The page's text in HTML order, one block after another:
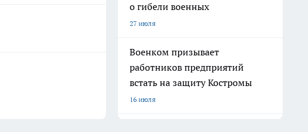
о гибели военных
27 июля
Военком призывает
работников предприятий
встать на защиту Костромы
16 июля